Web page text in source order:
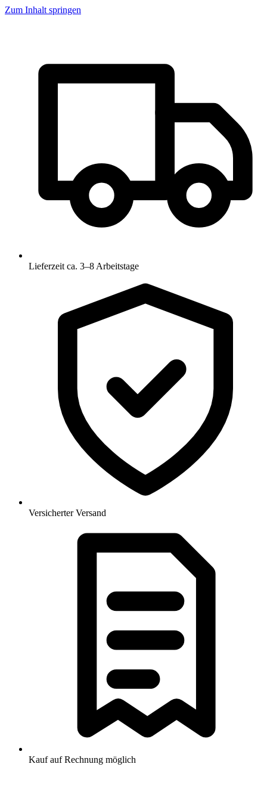
Zum Inhalt springen
Lieferzeit ca. 3–8 Arbeitstage
Versicherter Versand
Kauf auf Rechnung möglich